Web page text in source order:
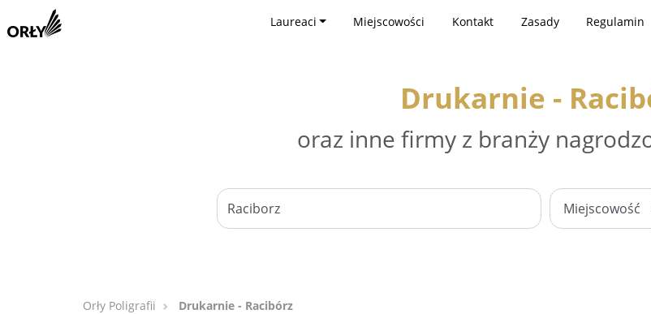
Laureaci Miejscowości Kontakt Zasady Regulamin
Drukarnie -
oraz inne firmy z branży
Orły Poligrafii Drukarnie - Racibórz